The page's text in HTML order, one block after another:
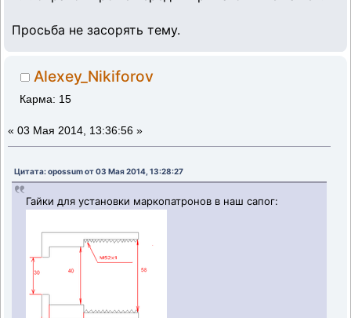
Просьба не засорять тему.
Alexey_Nikiforov
Карма: 15
« 03 Мая 2014, 13:36:56 »
Цитата: opossum от 03 Мая 2014, 13:28:27
Гайки для установки маркопатронов в наш сапог: